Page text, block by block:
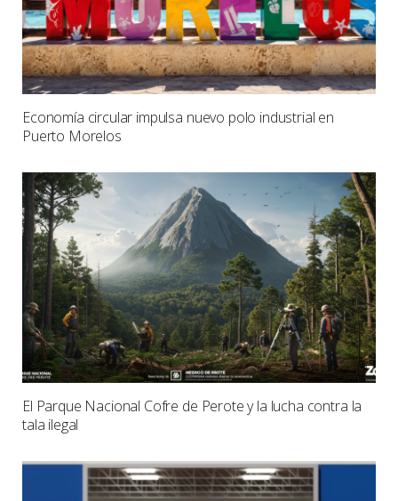
Economía circular impulsa nuevo polo industrial en
Puerto Morelos
El Parque Nacional Cofre de Perote y la lucha contra la
tala ilegal